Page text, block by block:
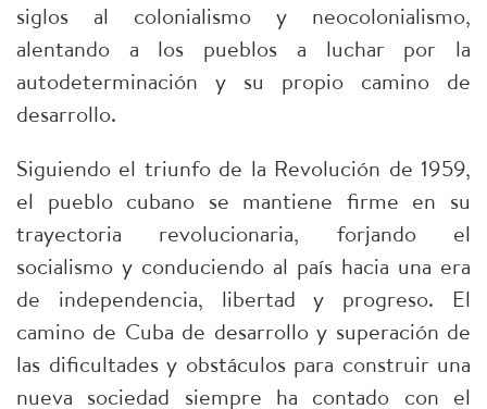
siglos al colonialismo y neocolonialismo,
alentando a los pueblos a luchar por la
autodeterminación y su propio camino de
desarrollo.
Siguiendo el triunfo de la Revolución de 1959,
el pueblo cubano se mantiene firme en su
trayectoria revolucionaria, forjando el
socialismo y conduciendo al país hacia una era
de independencia, libertad y progreso. El
camino de Cuba de desarrollo y superación de
las dificultades y obstáculos para construir una
nueva sociedad siempre ha contado con el